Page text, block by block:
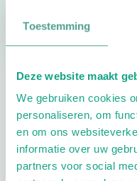
Toestemming
Deze website maakt
We gebruiken cookies
personaliseren, om
en om ons
informatie over uw
partners voor social
Pedicure
pedicure.